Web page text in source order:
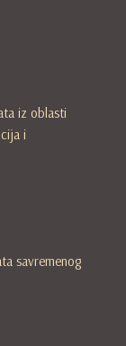
iz oblasti
i
savremenog